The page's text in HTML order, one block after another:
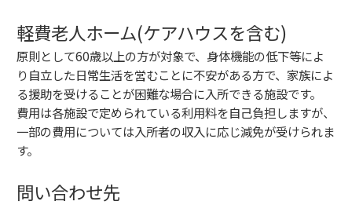
軽費老人ホーム(ケアハウスを含む)
原則として60歳以上の方が対象で、身体機能の低下等によ
り自立した日常生活を営むことに不安がある方で、家族によ
る援助を受けることが困難な場合に入所できる施設です。
費用は各施設で定められている利用料を自己負担しますが、
一部の費用については入所者の収入に応じ減免が受けられま
す。
問い合わせ先